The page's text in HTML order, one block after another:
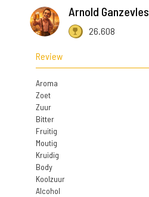
Arnold Ganzevles
26.608
Review
Aroma
Zoet
Zuur
Bitter
Fruitig
Moutig
Kruidig
Body
Koolzuur
Alcohol